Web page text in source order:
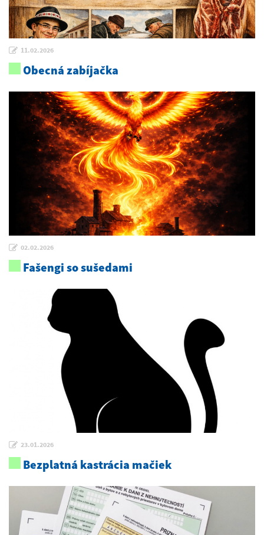
11.02.2026
Obecná zabíjačka
02.02.2026
Fašengi so sušedami
23.01.2026
Bezplatná kastrácia mačiek